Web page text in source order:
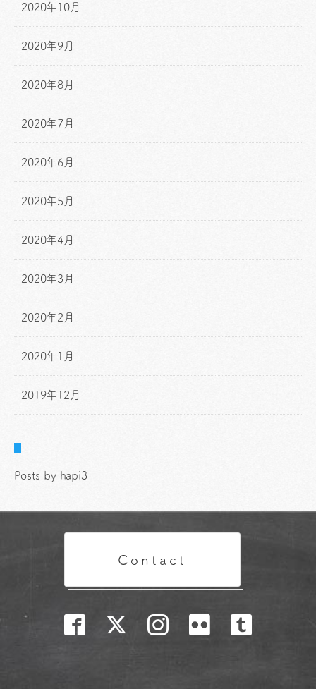
2020年10月
2020年9月
2020年8月
2020年7月
2020年6月
2020年5月
2020年4月
2020年3月
2020年2月
2020年1月
2019年12月
Posts by hapi3
Contact